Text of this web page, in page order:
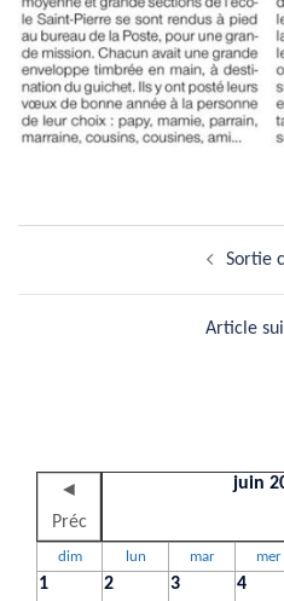
Sortie
Article
◄
Préc
juin
dim lun mar mer
1 2 3 4